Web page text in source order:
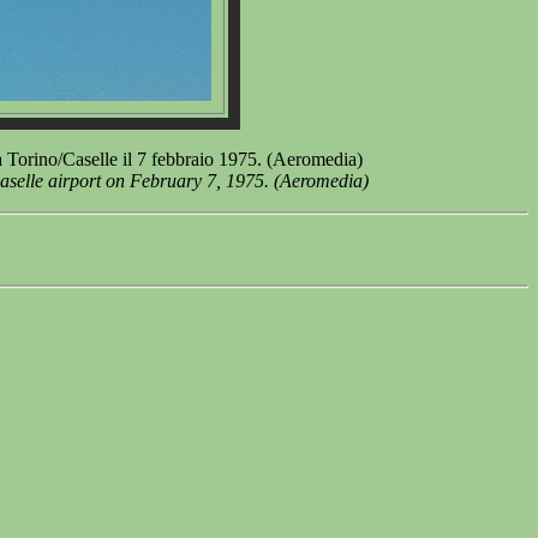
Caselle il 7 febbraio 1975. (Aeromedia)
airport on February 7, 1975. (Aeromedia)